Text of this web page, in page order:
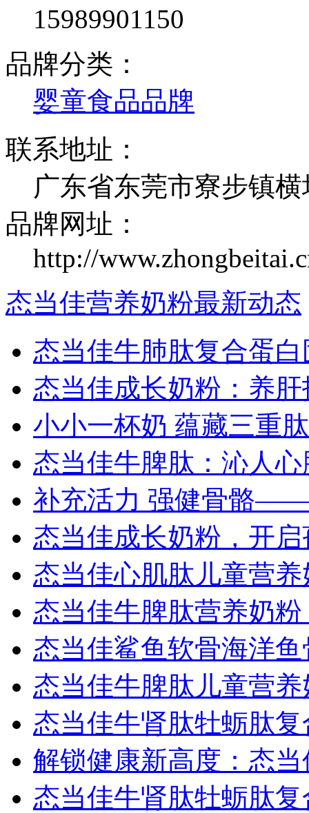
15989901150
品牌分类：
婴童食品品牌
联系地址：
广东省东莞市寮步镇
品牌网址：
http://
态当佳营养奶粉最新动态
态当佳牛肺肽复合蛋
态当佳成长奶粉：养
小小一杯奶 蕴藏三重
态当佳牛脾肽：沁人
补充活力 强健骨骼——
态当佳成长奶粉，开
态当佳心肌肽儿童营
态当佳牛脾肽营养奶
态当佳鲨鱼软骨海洋
态当佳牛脾肽儿童营
态当佳牛肾肽牡蛎肽
解锁健康新高度：态
态当佳牛肾肽牡蛎肽